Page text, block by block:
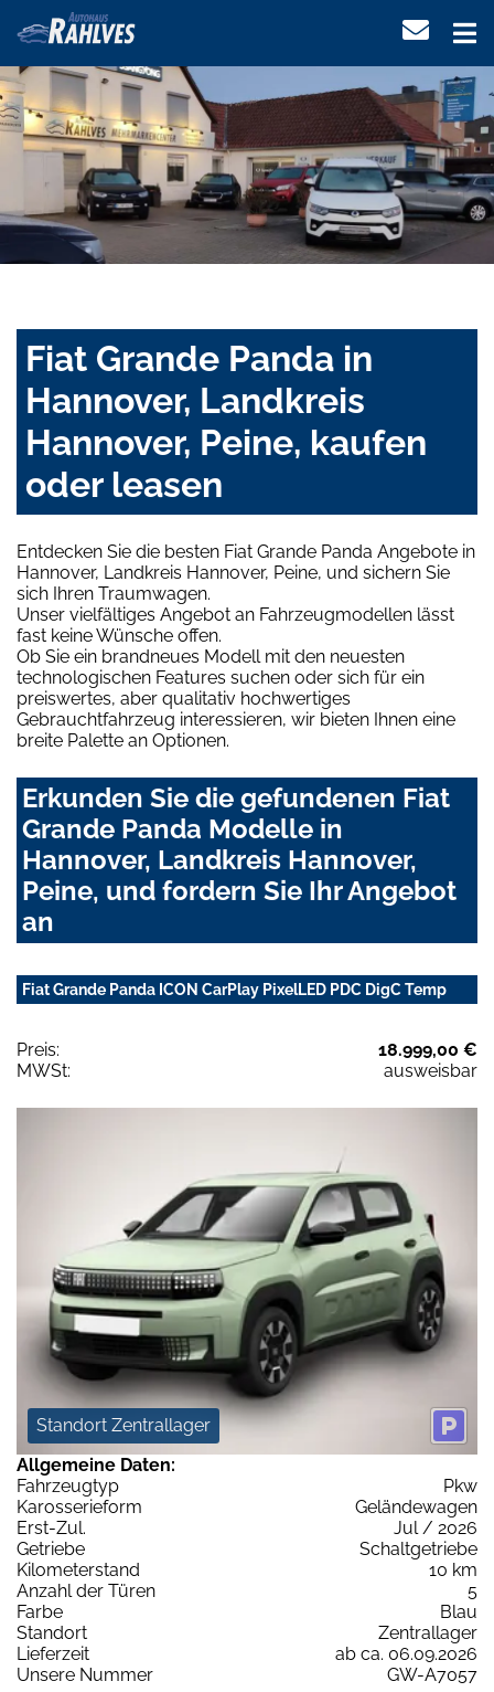
Fiat Grande Panda in
Hannover, Landkreis
Hannover, Peine, kaufen
oder leasen
Entdecken Sie die besten Fiat Grande Panda Angebote in
Hannover, Landkreis Hannover, Peine, und sichern Sie
sich Ihren Traumwagen.
Unser vielfältiges Angebot an Fahrzeugmodellen lässt
fast keine Wünsche offen.
Ob Sie ein brandneues Modell mit den neuesten
technologischen Features suchen oder sich für ein
preiswertes, aber qualitativ hochwertiges
Gebrauchtfahrzeug interessieren, wir bieten Ihnen eine
breite Palette an Optionen.
Erkunden Sie die gefundenen Fiat
Grande Panda Modelle in
Hannover, Landkreis Hannover,
Peine, und fordern Sie Ihr Angebot
an
Fiat Grande Panda ICON CarPlay PixelLED PDC DigC Temp
Preis:
18.999,00 €
MWSt:
ausweisbar
Standort Zentrallager
Allgemeine Daten:
Fahrzeugtyp
Pkw
Karosserieform
Geländewagen
Erst-Zul.
Jul / 2026
Getriebe
Schaltgetriebe
Kilometerstand
10 km
Anzahl der Türen
5
Farbe
Blau
Standort
Zentrallager
Lieferzeit
ab ca. 06.09.2026
Unsere Nummer
GW-A7057